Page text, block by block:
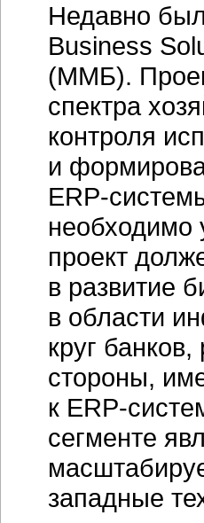
Недавно
Business
(ММБ).
спектра
контроля
и
ERP-
необходимо
проект
в развитие
в области
круг
стороны,
к ERP-
сегменте
западные